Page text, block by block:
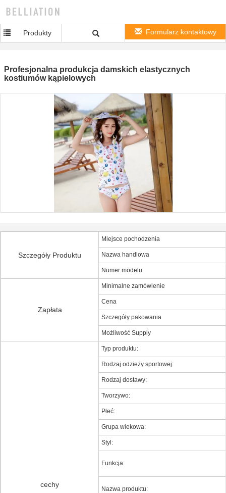
Produkty Formularz kontaktowy
Profesjonalna produkcja damskich elastycznych
kostiumów kąpielowych
Szczegóły Produktu
Miejsce pochodzenia
Nazwa handlowa
Numer modelu
Zapłata
Minimalne zamówienie
Cena
Szczegóły pakowania
Możliwość Supply
cechy
Typ produktu:
Rodzaj odzieży sportowej:
Rodzaj dostawy:
Tworzywo:
Płeć:
Grupa wiekowa:
Styl:
Funkcja:
Nazwa produktu: